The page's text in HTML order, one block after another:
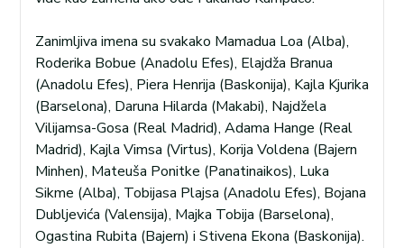
Zanimljiva imena su svakako Mamadua Loa (Alba),
Roderika Bobue (Anadolu Efes), Elajdža Branua
(Anadolu Efes), Piera Henrija (Baskonija), Kajla Kjurika
(Barselona), Daruna Hilarda (Makabi), Najdžela
Vilijamsa-Gosa (Real Madrid), Adama Hange (Real
Madrid), Kajla Vimsa (Virtus), Korija Voldena (Bajern
Minhen), Mateuša Ponitke (Panatinaikos), Luka
Sikme (Alba), Tobijasa Plajsa (Anadolu Efes), Bojana
Dubljevića (Valensija), Majka Tobija (Barselona),
Ogastina Rubita (Bajern) i Stivena Ekona (Baskonija).